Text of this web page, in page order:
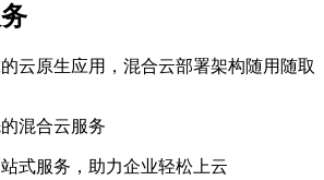
云原生应用，混合云部署架构随用随取
的混合云服务
式服务，助力企业轻松上云